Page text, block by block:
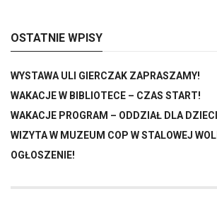
OSTATNIE WPISY
WYSTAWA ULI GIERCZAK ZAPRASZAMY!
WAKACJE W BIBLIOTECE – CZAS START!
WAKACJE PROGRAM – ODDZIAŁ DLA DZIECI
WIZYTA W MUZEUM COP W STALOWEJ WOLI
OGŁOSZENIE!